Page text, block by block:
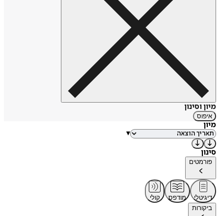
מיון וסינון
איפוס
מיון
▾
סינון
פורמטים
דיגיטלי מודפס
קולי
ביקורות